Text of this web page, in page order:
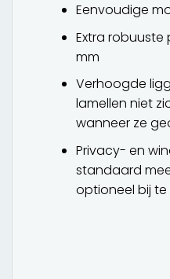
Eenvoudige
Extra robuuste
mm
Verhoogde
lamellen niet
wanneer ze
Privacy- en
standaard
optioneel bij te